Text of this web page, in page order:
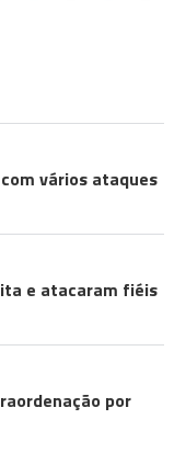
vários ataques
e atacaram fiéis
por